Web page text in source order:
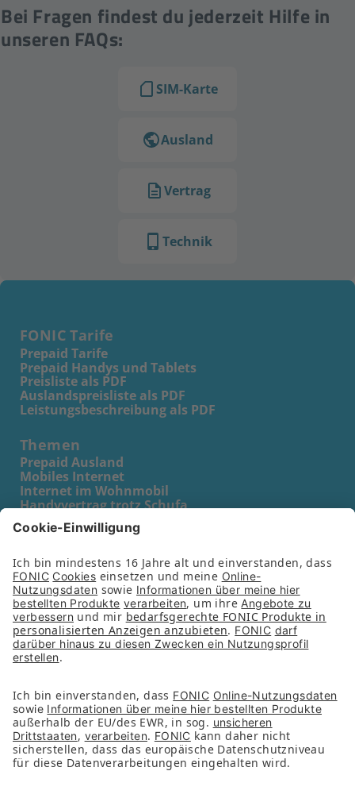
Bei Fragen findest du jederzeit Hilfe in
unseren FAQs:
SIM-Karte
Ausland
Vertrag
Technik
FONIC Tarife
Prepaid Tarife
Prepaid Handys und Tablets
Preisliste als PDF
Auslandspreisliste als PDF
Leistungsbeschreibung als PDF
Themen
Prepaid Ausland
Mobiles Internet
Internet im Wohnmobil
Handyvertrag trotz Schufa
Prepaid Karte für Kinder
Prepaid Karte für Schüler
Unternehmen
Partner
Presse
Kontakt
Nachhaltigkeit
FAQs
Downloads
FONIC App